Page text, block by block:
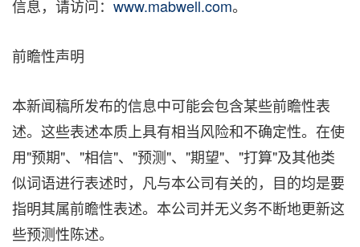
信息，请访问： www.mabwell.com。
前瞻性声明
本新闻稿所发布的信息中可能会包含某些前瞻性表
述。这些表述本质上具有相当风险和不确定性。在使
用"预期"、"相信"、"预测"、"期望"、"打算"及其他类
似词语进行表述时，凡与本公司有关的，目的均是要
指明其属前瞻性表述。本公司并无义务不断地更新这
些预测性陈述。